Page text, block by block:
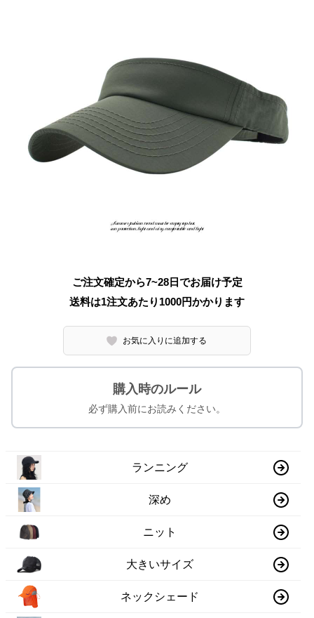
ご注文確定から7~28日でお届け予定
送料は1注文あたり 1000円かかります
お気に入りに追加する
購入時のルール
必ず購入前にお読みください。
ランニング
深め
ニット
大きいサイズ
ネックシェード